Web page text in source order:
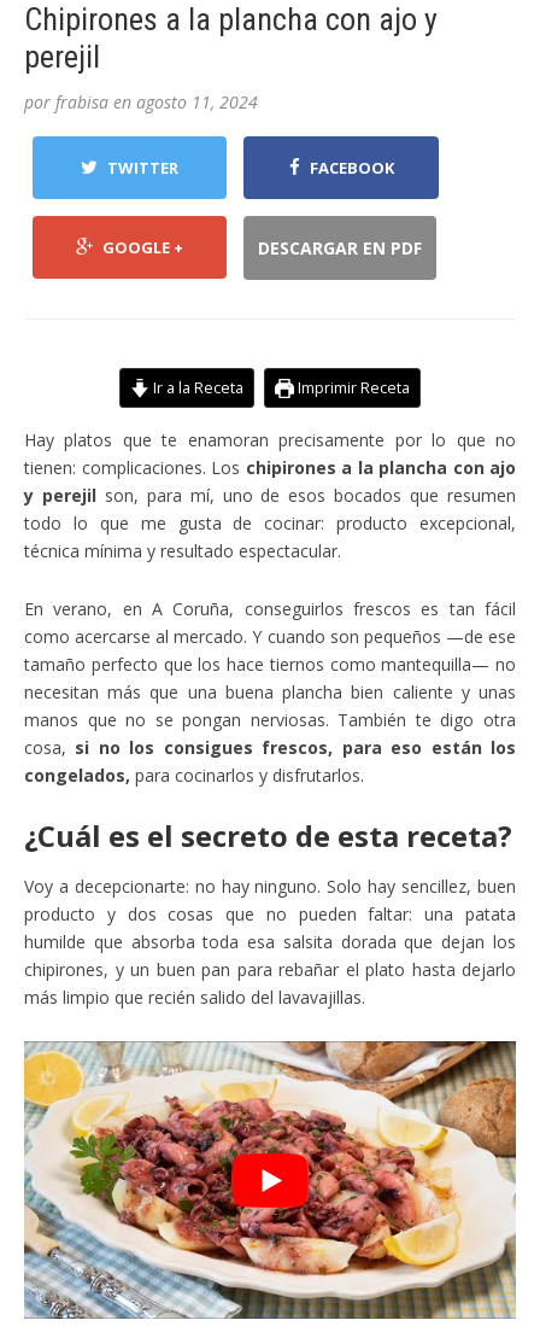
Chipirones a la plancha con ajo y
perejil
por frabisa en agosto 11, 2024
TWITTER FACEBOOK
GOOGLE + DESCARGAR EN PDF
Ir a la Receta Imprimir Receta
Hay platos que te enamoran precisamente por lo que no
tienen: complicaciones. Los chipirones a la plancha con ajo
y perejilson, para mí, uno de esos bocados que resumen
todo lo que me gusta de cocinar: producto excepcional,
técnica mínima y resultado espectacular.
En verano, en A Coruña, conseguirlos frescos es tan fácil
como acercarse al mercado. Y cuando son pequeños —de ese
tamaño perfecto que los hace tiernos como mantequilla— no
necesitan más que una buena plancha bien caliente y unas
manos que no se pongan nerviosas. También te digo otra
cosa, si no los consigues frescos, para eso están los
congelados, para cocinarlos y disfrutarlos.
¿Cuál es el secreto de esta receta?
Voy a decepcionarte: no hay ninguno. Solo hay sencillez, buen
producto y dos cosas que no pueden faltar: una patata
humilde que absorba toda esa salsita dorada que dejan los
chipirones, y un buen pan para rebañar el plato hasta dejarlo
más limpio que recién salido del lavavajillas.